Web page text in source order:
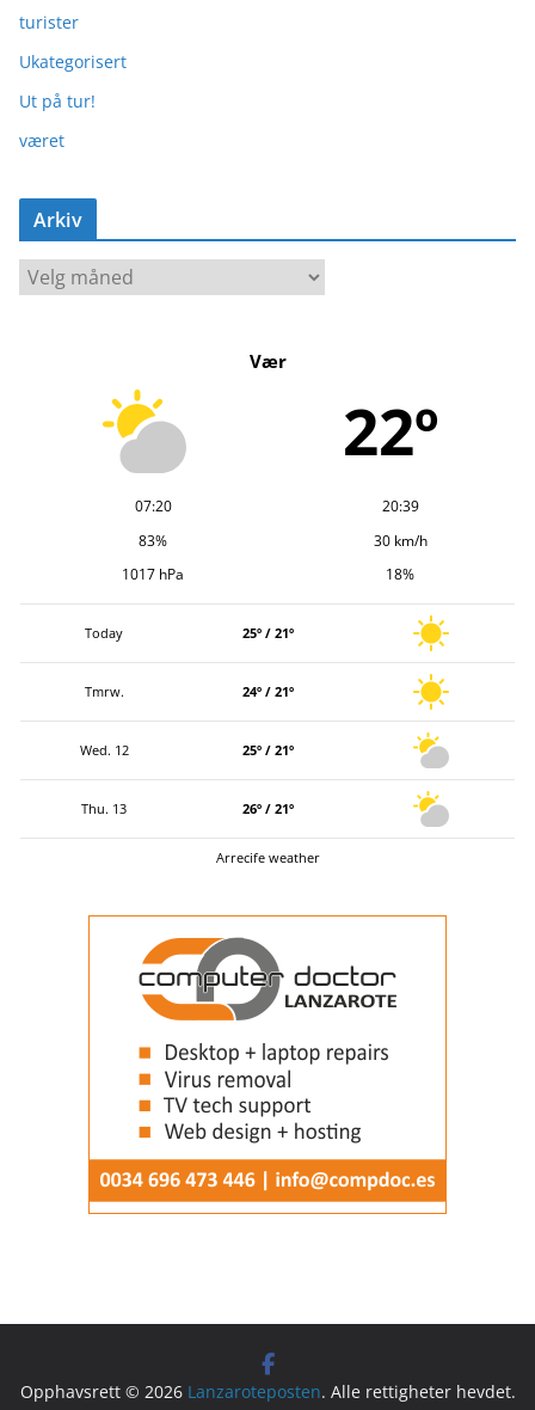
turister
Ukategorisert
Ut på tur!
været
Arkiv
A
r
Vær
22º
07:20
20:39
83%
30 km/h
1017 hPa
18%
Today 25º / 21º
Tmrw. 24º / 21º
Wed. 12 25º / 21º
Thu. 13 26º / 21º
Arrecife weather
Opphavsrett © 2026 Lanzaroteposten. Alle rettigheter hevdet.